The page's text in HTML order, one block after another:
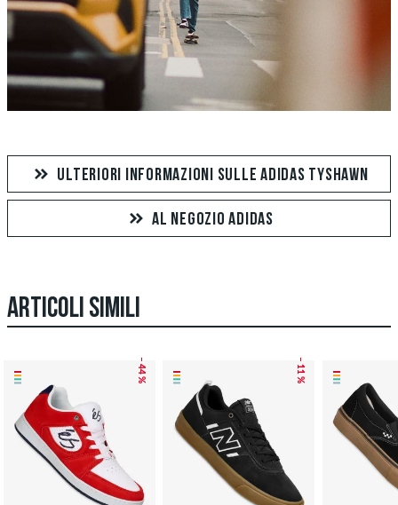
ULTERIORI INFORMAZIONI SULLE ADIDAS TYSHAWN
AL NEGOZIO ADIDAS
ARTICOLI SIMILI
– 44 % – 11 %